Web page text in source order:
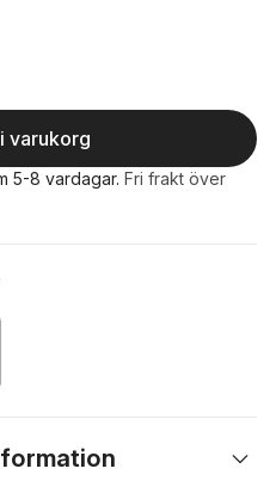
varukorg
5-8 vardagar. Fri frakt över